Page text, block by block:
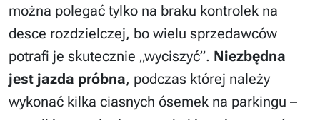
można polegać tylko na braku kontrolek na
desce rozdzielczej, bo wielu sprzedawców
potrafi je skutecznie „wyciszyć”. Niezbędna
jest jazda próbna, podczas której należy
wykonać kilka ciasnych ósemek na parkingu –